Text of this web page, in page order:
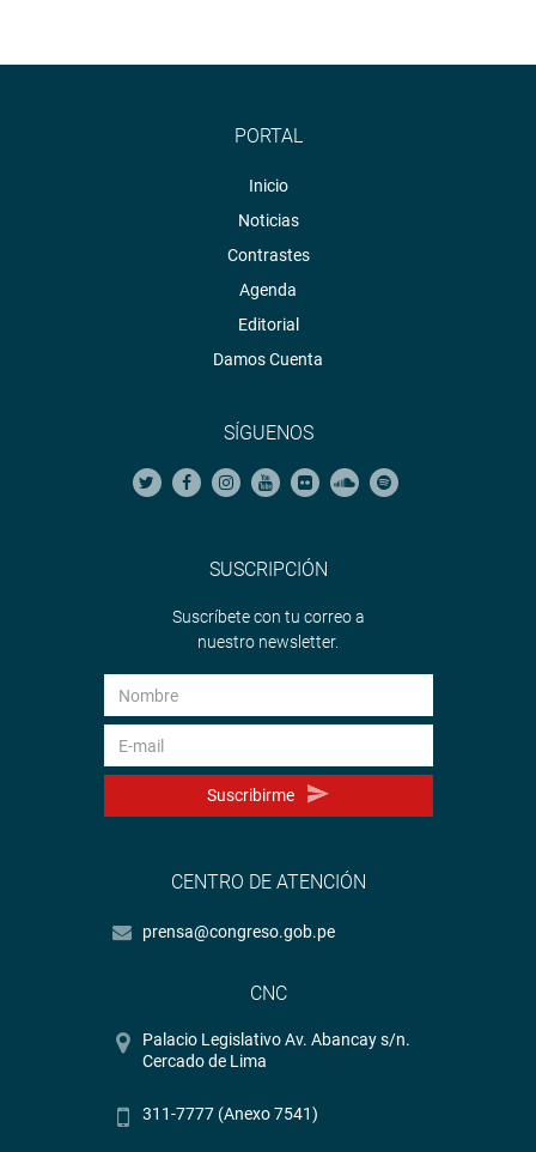
PORTAL
Inicio
Noticias
Contrastes
Agenda
Editorial
Damos Cuenta
SÍGUENOS
SUSCRIPCIÓN
Suscríbete con tu correo a
nuestro newsletter.
Suscribirme
CENTRO DE ATENCIÓN
prensa@congreso.gob.pe
CNC
Palacio Legislativo Av. Abancay s/n.
Cercado de Lima
311-7777 (Anexo 7541)